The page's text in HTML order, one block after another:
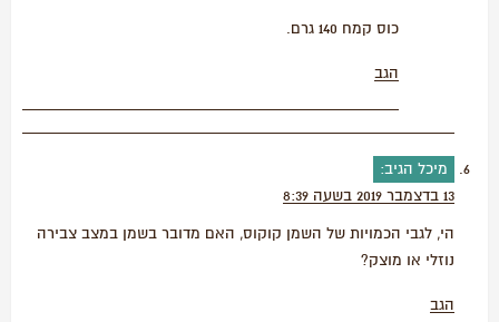
כוס קמח 140 גרם.
הגב
מיכל הגיב:
13 בדצמבר 2019 בשעה 8:39
הי, לגבי הכמויות של השמן קוקוס, האם מדובר בשמן במצב צבירה
נוזלי או מוצק?
הגב